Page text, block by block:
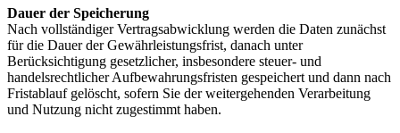
Dauer der Speicherung
Nach vollständiger Vertragsabwicklung werden die Daten zunächst
für die Dauer der Gewährleistungsfrist, danach unter
Berücksichtigung gesetzlicher, insbesondere steuer- und
handelsrechtlicher Aufbewahrungsfristen gespeichert und dann nach
Fristablauf gelöscht, sofern Sie der weitergehenden Verarbeitung
und Nutzung nicht zugestimmt haben.